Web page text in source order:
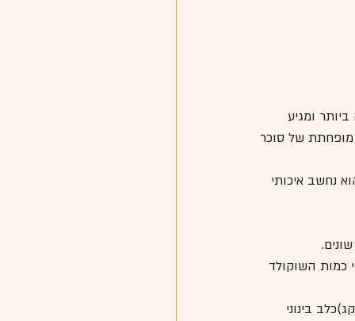
ומגיע
מופחתת של סוכר
הוא נחשב איכותי
כמות השוקולד
התיאוברומין בגרם שוקולדכמות   השוקולד הקטלנית לכלבכלב קטן (5   קג)כלב בינוני